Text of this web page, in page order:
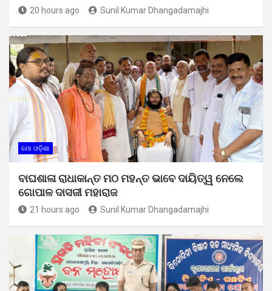
20 hours ago Sunil Kumar Dhangadamajhi
ମୋ ଓଡ଼ିଶା
ବାଘଶାଳା ରାଧାକାନ୍ତ ମଠ ମହନ୍ତ ଭାବେ ଦାୟିତ୍ୱ ନେଲେ
ଗୋପାଳ ଦାସଜୀ ମହାରାଜ
21 hours ago Sunil Kumar Dhangadamajhi